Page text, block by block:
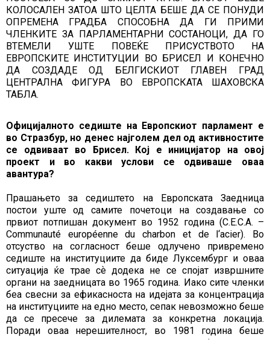
КОЛОСАЛЕН ЗАТОА ШТО ЦЕЛТА БЕШЕ ДА СЕ ПОНУДИ
ОПРЕМЕНА ГРАДБА СПОСОБНА ДА ГИ ПРИМИ
ЧЛЕНКИТЕ ЗА ПАРЛАМЕНТАРНИ СОСТАНОЦИ, ДА ГО
ВТЕМЕЛИ УШТЕ ПОВЕЌЕ ПРИСУСТВОТО НА
ЕВРОПСКИТЕ ИНСТИТУЦИИ ВО БРИСЕЛ И КОНЕЧНО
ДА СОЗДАДЕ ОД БЕЛГИСКИОТ ГЛАВЕН ГРАД
ЦЕНТРАЛНА ФИГУРА ВО ЕВРОПСКАТА ШАХОВСКА
ТАБЛА.
Официјалното седиште на Европскиот парламент е
во Стразбур, но денес најголем дел од активностите
се одвиваат во Брисел. Кој е иницијатор на овој
проект и во какви услови се одвиваше оваа
авантура?
Прашањето за седиштето на Европската Заедница
постои уште од самите почетоци на создавање со
првиот потпишан документ во 1952 година (C.E.C.A. –
Communauté européenne du charbon et de l‘acier). Во
отсуство на согласност беше одлучено привремено
седиште на институциите да биде Луксембург и оваа
ситуација ќе трае сѐ додека не се спојат извршните
органи на заедницата во 1965 година. Иако сите членки
беа свесни за ефикасноста на идејата за концентрација
на институциите на едно место, сепак невозможно беше
да се пресече за дилемата за конкретна локација.
Поради оваа нерешителност, во 1981 година беше